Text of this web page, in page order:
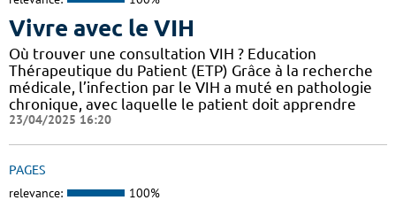
Vivre avec le VIH
Où trouver une consultation VIH ? Education
Thérapeutique du Patient (ETP) Grâce à la recherche
médicale, l’infection par le VIH a muté en pathologie
chronique, avec laquelle le patient doit apprendre
23/04/2025 16:20
PAGES
relevance: 100%